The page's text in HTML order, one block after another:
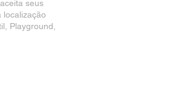
seus
localização
Playground,